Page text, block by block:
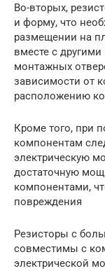
Во-вторых,
и форму, что
размещении на
вместе с
монтажных
зависимости от
расположению
Кроме того, при
компонентам
электрическую
достаточную
компонентами,
повреждения
Резисторы с
совместимы с
электрической